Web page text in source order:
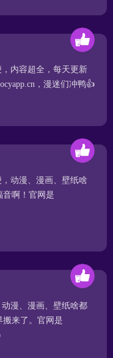
内容超全，每天更新
，漫迷们冲鸭👍
动漫、漫画、壁纸啥
音啊！官网是
漫、漫画、壁纸啥都
来了。官网是